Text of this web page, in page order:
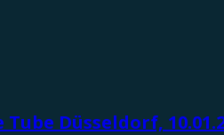
Tube Düsseldorf,